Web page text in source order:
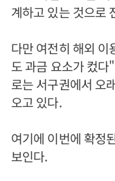
계하고 있는 것으로
다만 여전히 해외
도 과금 요소가 컸
로는 서구권에서 오
오고 있다.
여기에 이번에 확정
보인다.